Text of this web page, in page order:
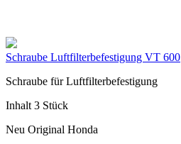
Schraube Luftfilterbefestigung VT 600
Schraube für Luftfilterbefestigung
Inhalt 3 Stück
Neu Original Honda